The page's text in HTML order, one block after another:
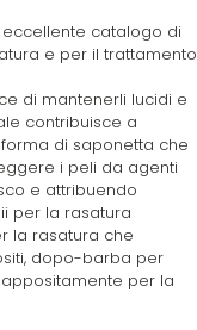
eccellente catalogo di
e per il trattamento
di mantenerli lucidi e
contribuisce a
di saponetta che
i peli da agenti
e attribuendo
per la rasatura
la rasatura che
dopo-barba per
per la